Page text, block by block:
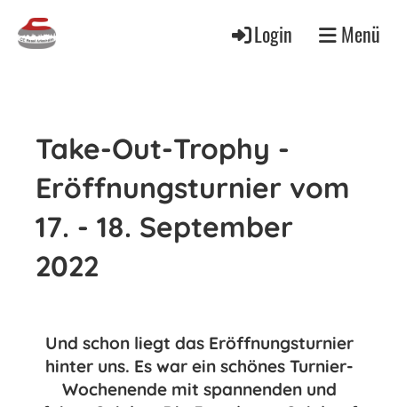
Login Menü
Take-Out-Trophy -
Eröffnungsturnier vom
17. - 18. September
2022
Und schon liegt das Eröffnungsturnier
hinter uns. Es war ein schönes Turnier-
Wochenende mit spannenden und